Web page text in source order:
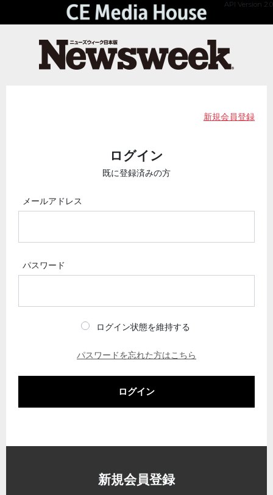
API Version 2.0
新規会員登録
ログイン
既に登録済みの方
メールアドレス
パスワード
ログイン状態を維持する
パスワードを忘れた方はこちら
ログイン
新規会員登録